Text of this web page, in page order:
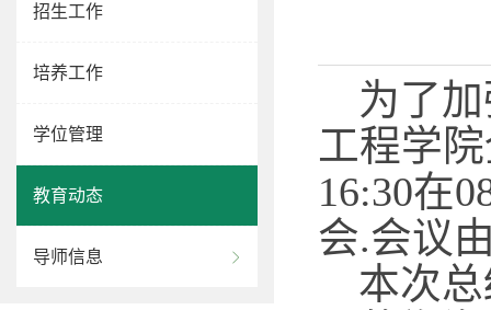
招生工作
培养工作
学位管理
教育动态
导师信息
为了
工程学
16:30在
会.会议
本次